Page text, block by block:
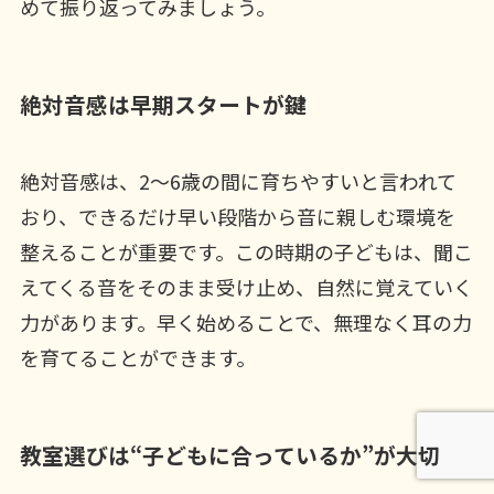
めて振り返ってみましょう。
絶対音感は早期スタートが鍵
絶対音感は、2〜6歳の間に育ちやすいと言われて
おり、できるだけ早い段階から音に親しむ環境を
整えることが重要です。この時期の子どもは、聞こ
えてくる音をそのまま受け止め、自然に覚えていく
力があります。早く始めることで、無理なく耳の力
を育てることができます。
教室選びは“子どもに合っているか”が大切